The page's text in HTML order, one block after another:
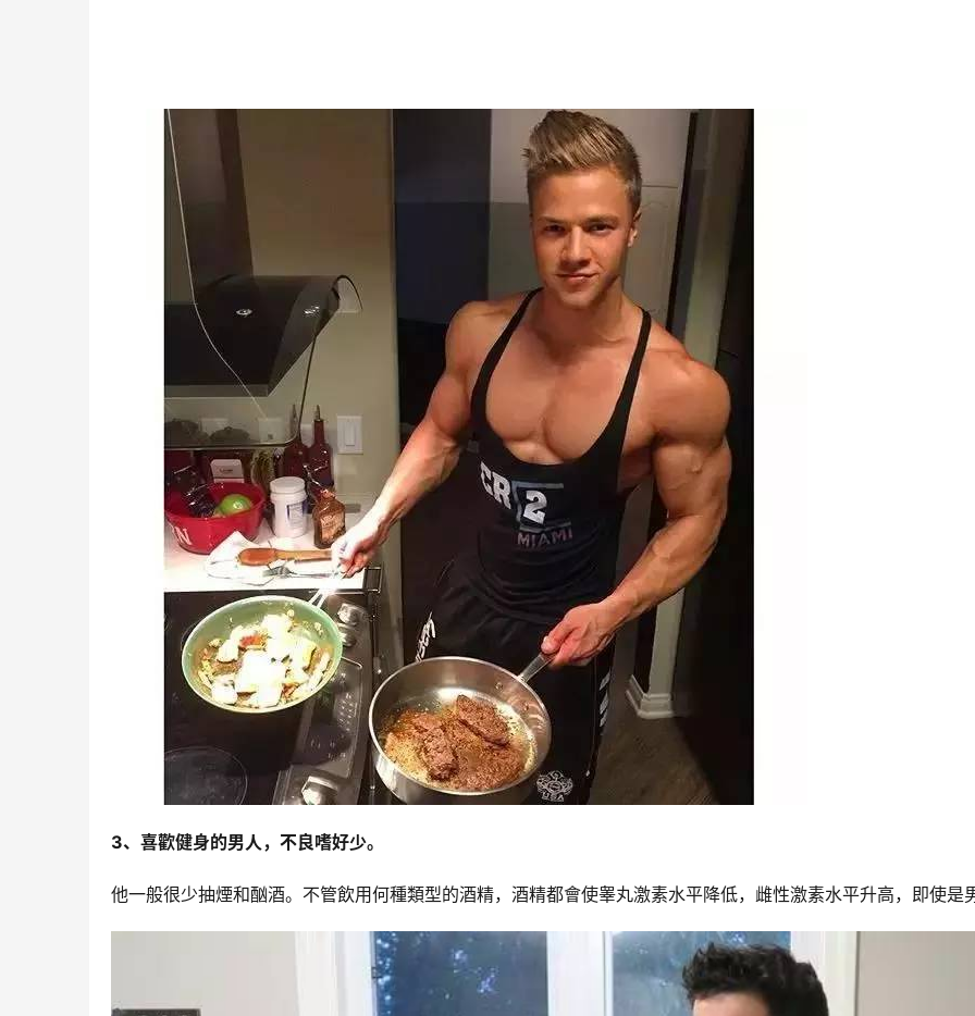
3、喜歡健身的男人，不良嗜好少。
他一般很少抽煙和酗酒。不管飲用何種類型的酒精，酒精都會使睾丸激素水平降低，雌性激素水平升高，即使是